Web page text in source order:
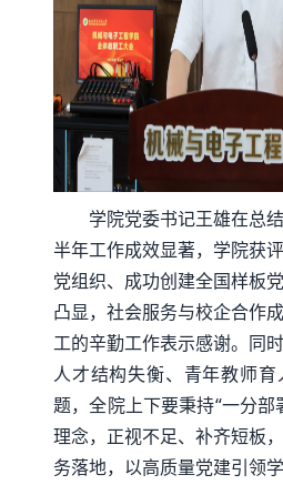
学院党委书记王雄在总
半年工作成效显著，学院获
党组织、成功创建全国样板
凸显，社会服务与校企合作
工的辛勤工作表示感谢。同
人才结构失衡、青年教师
题，全院上下要秉持“一分
理念，正视不足、补齐短板
务落地，以高质量党建引领